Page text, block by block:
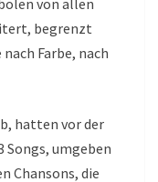
begrenzt
Farbe, nach
hatten vor der
Songs, umgeben
Chansons, die